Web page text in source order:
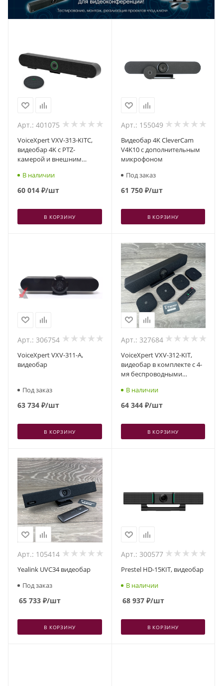
Арт.: 401075
VoiceXpert VXV-313-KITC,
видеобар 4K с PTZ-
камерой и внешним
В наличии
60 014 ₽/шт
В КОРЗИНУ
Арт.: 155049
Видеобар 4K CleverCam
V4K10 с дополнительным
микрофоном
Под заказ
61 750₽/шт
В КОРЗИНУ
Арт.: 306754
VoiceXpert VXV-311-A,
видеобар
Под заказ
63 734 ₽/шт
В КОРЗИНУ
Арт.: 327684
VoiceXpert VXV-312-KIT,
видеобар в комплекте с 4-
мя беспроводными
В наличии
64 344₽/шт
В КОРЗИНУ
Арт.: 105414
Yealink UVC34 видеобар
Под заказ
65 733 ₽/шт
В КОРЗИНУ
Арт.: 300577
Prestel HD-15KIT, видеобар
В наличии
68 937₽/шт
В КОРЗИНУ